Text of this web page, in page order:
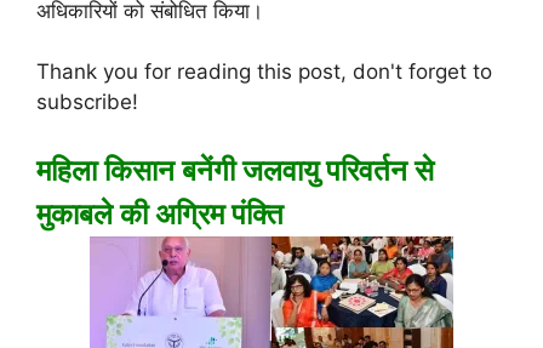
अधिकारियों को संबोधित किया।
Thank you for reading this post, don't forget to
subscribe!
महिला किसान बनेंगी जलवायु परिवर्तन से
मुकाबले की अग्रिम पंक्ति